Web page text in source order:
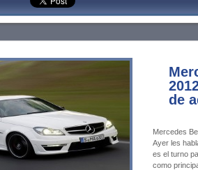
de
Mercedes
Ayer les
es el turno
como